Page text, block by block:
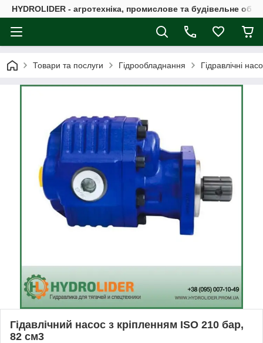
HYDROLIDER - агротехніка, промислове та будівельне
Товари та послуги Гідрообладнання Гідравлічні
Гідавлічний насос з кріпленням ISO 210 бар,
82 см3